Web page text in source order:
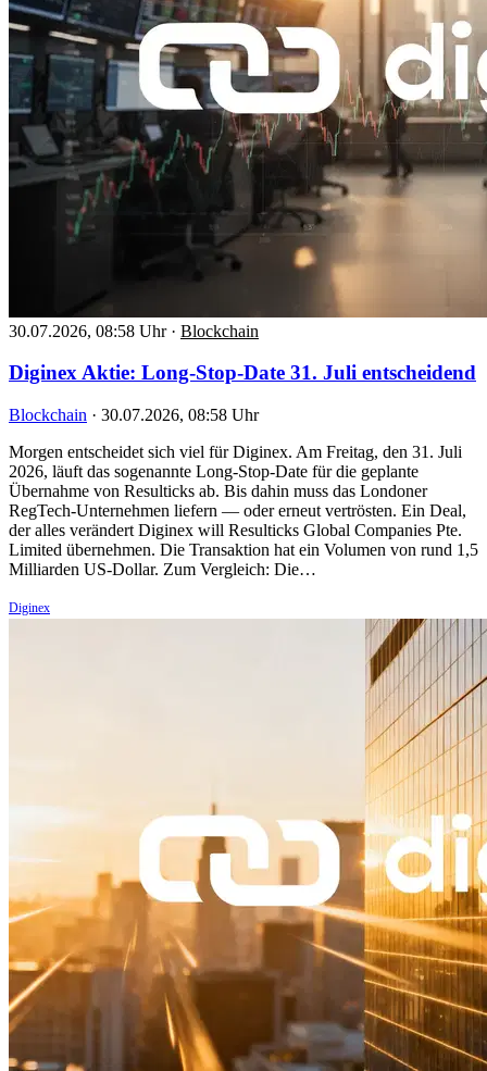
30.07.2026, 08:58 Uhr · Blockchain
Diginex Aktie: Long-Stop-Date 31. Juli entscheidend
Blockchain · 30.07.2026, 08:58 Uhr
Morgen entscheidet sich viel für Diginex. Am Freitag, den 31. Juli
2026, läuft das sogenannte Long-Stop-Date für die geplante
Übernahme von Resulticks ab. Bis dahin muss das Londoner
RegTech-Unternehmen liefern — oder erneut vertrösten. Ein Deal,
der alles verändert Diginex will Resulticks Global Companies Pte.
Limited übernehmen. Die Transaktion hat ein Volumen von rund 1,5
Milliarden US-Dollar. Zum Vergleich: Die…
Diginex